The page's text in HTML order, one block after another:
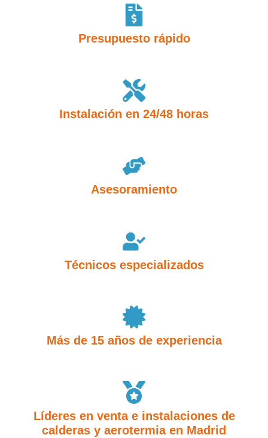
Presupuesto rápido
Instalación en 24/48 horas
Asesoramiento
Técnicos especializados
Más de 15 años de experiencia
Líderes en venta e instalaciones de
calderas y aerotermia en Madrid